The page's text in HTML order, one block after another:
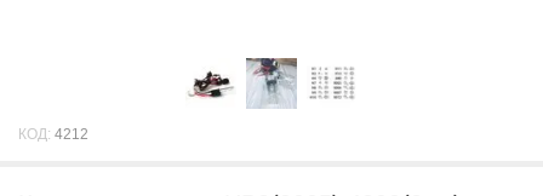
КОД: 4212